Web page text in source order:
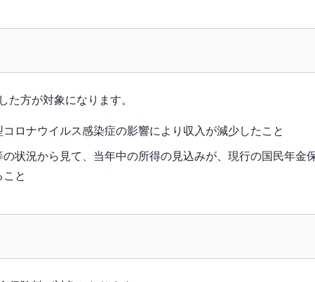
方が対象になります。
ロナウイルス感染症の影響により収入が減少したこと
状況から見て、当年中の所得の見込みが、現行の国民年金
と